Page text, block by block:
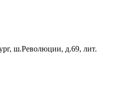
ш.Революции, д.69, лит.